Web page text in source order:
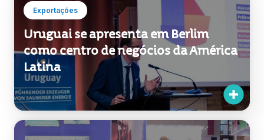
Exportações
Uruguai se apresenta em Berlim
como centro de negócios da América
Latina